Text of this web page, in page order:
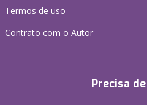
Termos de uso
Contrato com o Autor
Precisa